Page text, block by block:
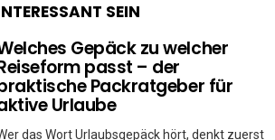
SEIN
Gepäck zu welcher
passt – der
Packratgeber für
Urlaube
das Wort Urlaubsgepäck hört, denkt zuerst